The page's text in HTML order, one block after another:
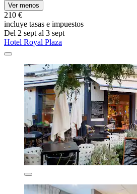
Ver menos
210 €
incluye tasas e impuestos
Del 2 sept al 3 sept
Hotel Royal Plaza